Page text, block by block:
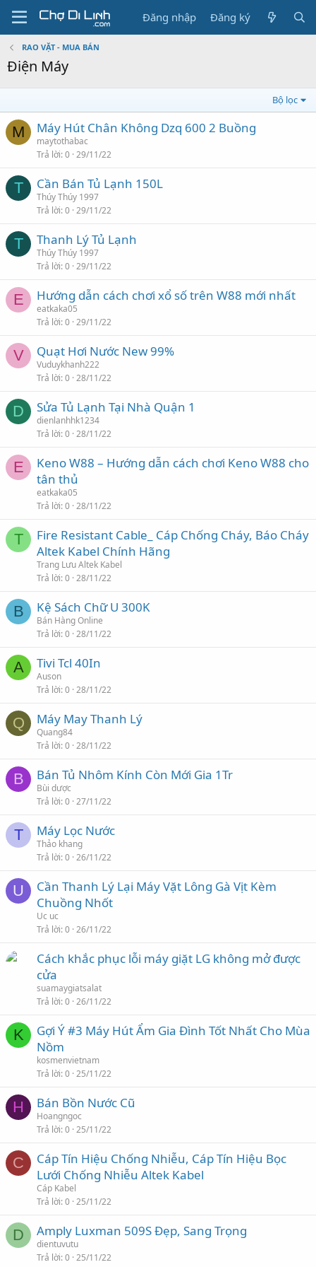
Đăng nhập Đăng ký
RAO VẶT - MUA BÁN
Điện Máy
Bộ lọc
M Máy Hút Chân Không Dzq 600 2 Buồng
maytothabac
Trả lời 0 29/11/22
T Cần Bán Tủ Lạnh 150L
Thúy Thúy 1997
Trả lời 0 29/11/22
T Thanh Lý Tủ Lạnh
Thúy Thúy 1997
Trả lời 0 29/11/22
E Hướng dẫn cách chơi xổ số trên W88 mới nhất
eatkaka05
Trả lời 0 29/11/22
V Quạt Hơi Nước New 99%
Vuduykhanh222
Trả lời 0 28/11/22
D Sửa Tủ Lạnh Tại Nhà Quận 1
dienlanhhk1234
Trả lời 0 28/11/22
E
Keno W88 – Hướng dẫn cách chơi Keno W88 cho
tân thủ
eatkaka05
Trả lời 0 28/11/22
T
Fire Resistant Cable_ Cáp Chống Cháy, Báo Cháy
Altek Kabel Chính Hãng
Trang Lưu Altek Kabel
Trả lời 0 28/11/22
B Kệ Sách Chữ U 300K
Bán Hàng Online
Trả lời 0 28/11/22
A Tivi Tcl 40In
Auson
Trả lời 0 28/11/22
Q Máy May Thanh Lý
Quang84
Trả lời 0 28/11/22
B Bán Tủ Nhôm Kính Còn Mới Gia 1Tr
Bùi dược
Trả lời 0 27/11/22
T Máy Lọc Nước
Thảo khang
Trả lời 0 26/11/22
U
Cần Thanh Lý Lại Máy Vặt Lông Gà Vịt Kèm
Chuồng Nhốt
Uc uc
Trả lời 0 26/11/22
Cách khắc phục lỗi máy giặt LG không mở được
cửa
suamaygiatsalat
Trả lời 0 26/11/22
K
Gợi Ý #3 Máy Hút Ẩm Gia Đình Tốt Nhất Cho Mùa
Nồm
kosmenvietnam
Trả lời 0 25/11/22
H Bán Bồn Nước Cũ
Hoangngoc
Trả lời 0 25/11/22
C
Cáp Tín Hiệu Chống Nhiễu, Cáp Tín Hiệu Bọc
Lưới Chống Nhiễu Altek Kabel
Cáp Kabel
Trả lời 0 25/11/22
D Amply Luxman 509S Đẹp, Sang Trọng
dientuvutu
Trả lời 0 25/11/22